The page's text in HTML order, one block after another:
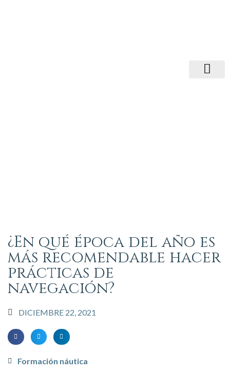
¿En qué época del año es
más recomendable hacer
prácticas de
navegación?
DICIEMBRE 22, 2021
Formación náutica